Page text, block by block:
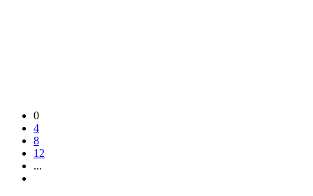
0
4
8
12
...